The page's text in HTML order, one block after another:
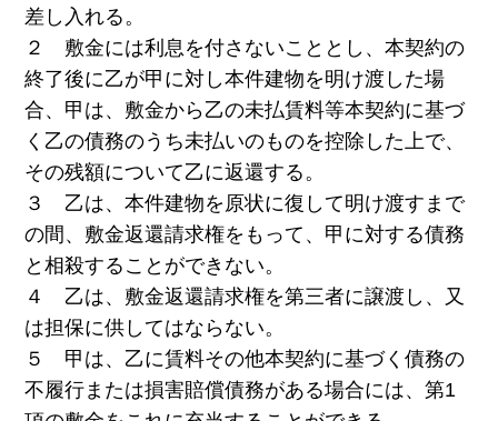
差し入れる。
２ 敷金には利息を付さないこととし、本契約の
終了後に乙が甲に対し本件建物を明け渡した場
合、甲は、敷金から乙の未払賃料等本契約に基づ
く乙の債務のうち未払いのものを控除した上で、
その残額について乙に返還する。
３ 乙は、本件建物を原状に復して明け渡すまで
の間、敷金返還請求権をもって、甲に対する債務
と相殺することができない。
４ 乙は、敷金返還請求権を第三者に譲渡し、又
は担保に供してはならない。
５ 甲は、乙に賃料その他本契約に基づく債務の
不履行または損害賠償債務がある場合には、第1